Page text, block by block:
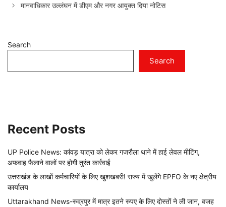
मानवाधिकार उल्लंघन में डीएम और नगर आयुक्त दिया नोटिस
Search
Search
Recent Posts
UP Police News: कांवड़ यात्रा को लेकर गजरौला थाने में हाई लेवल मीटिंग,
अफवाह फैलाने वालों पर होगी तुरंत कार्रवाई
उत्तराखंड के लाखों कर्मचारियों के लिए खुशखबरी! राज्य में खुलेंगे EPFO के नए क्षेत्रीय
कार्यालय
Uttarakhand News-रुद्रपुर में मात्र इतने रुपए के लिए दोस्तों ने ली जान, वजह